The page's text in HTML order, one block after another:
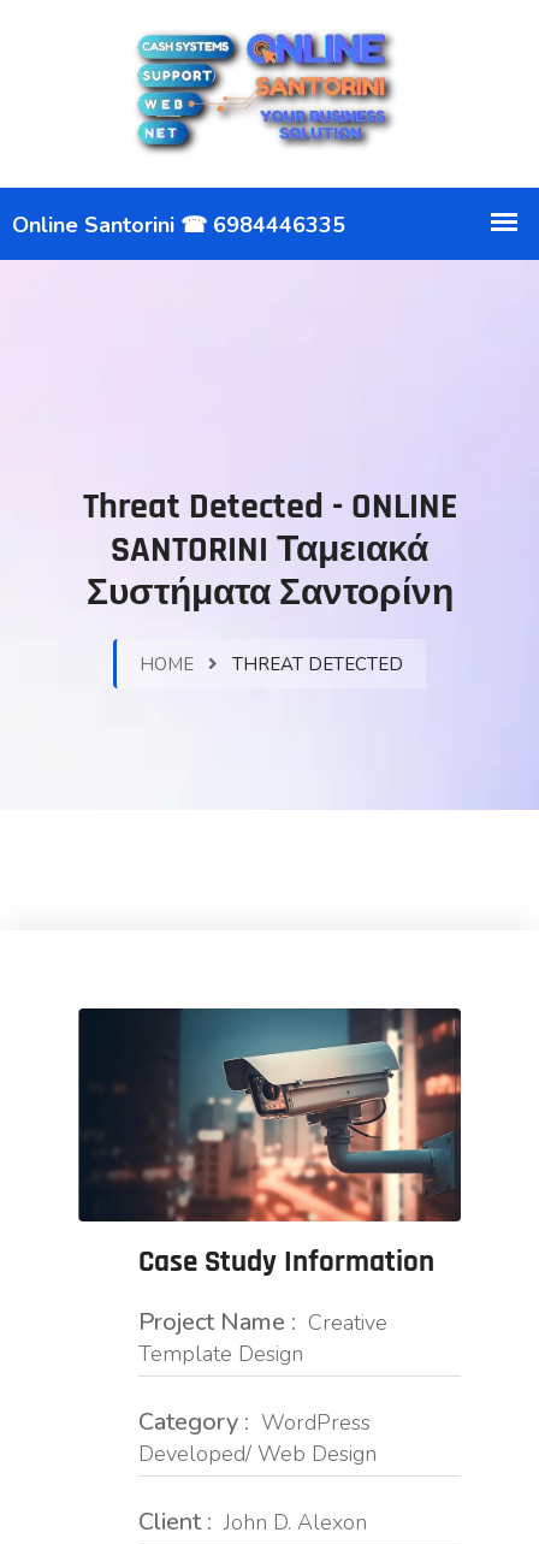
Threat Detected - ONLINE
SANTORINI Ταμειακά
Συστήματα Σαντορίνη
HOME THREAT DETECTED
Case Study Information
Project Name : Creative
Template Design
Category : WordPress
Developed/ Web Design
Client : John D. Alexon